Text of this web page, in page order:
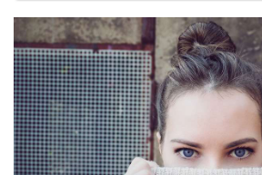
旦那に家事を手伝ってもらう
ストレスが溜まらないように気をつけよう！